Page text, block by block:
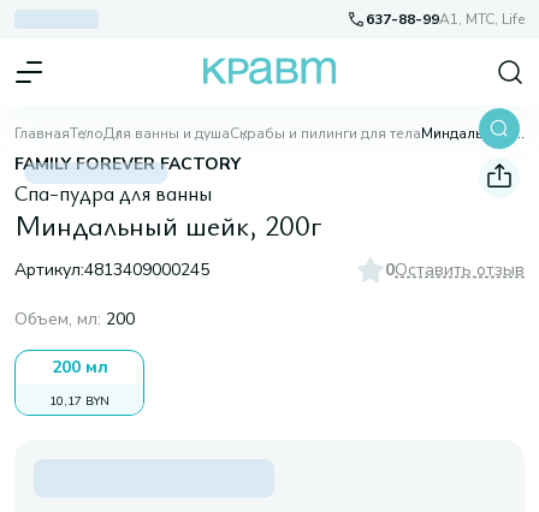
637-88-99A1, МТС, Life
ГлавнаяТелоДля ванны и душаСкрабы и пилинги для тела Миндальный шейк, 200г
FAMILY FOREVER FACTORY
Спа-пудра для ванны
Миндальный шейк, 200г
Артикул:4813409000245 0Оставить отзыв
Объем, мл: 200
200 мл
10,17 BYN